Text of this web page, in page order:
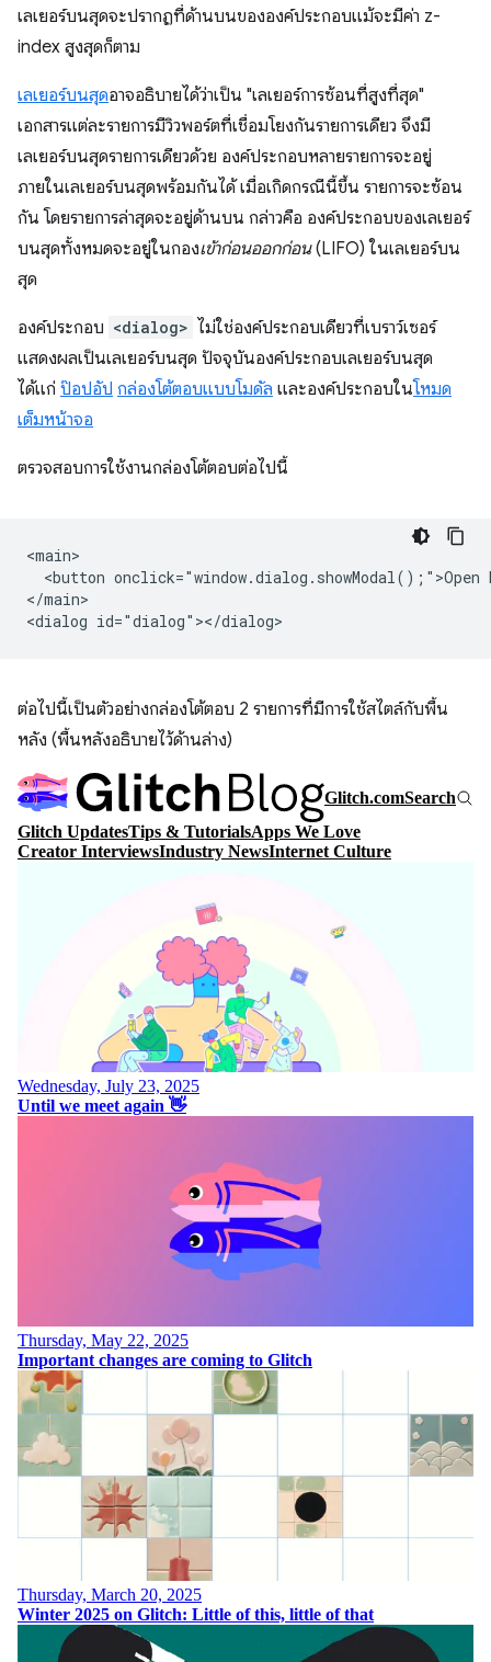
เลเยอร์บนสุดจะปรากฏที่ด้านบนขององค์ประกอบแม้จะมีค่า z-
index สูงสุดก็ตาม
เลเยอร์บนสุดอาจอธิบายได้ว่าเป็น "เลเยอร์การซ้อนที่สูงที่สุด"
เอกสารแต่ละรายการมีวิวพอร์ตที่เชื่อมโยงกันรายการเดียว จึงมี
เลเยอร์บนสุดรายการเดียวด้วย องค์ประกอบหลายรายการจะอยู่
ภายในเลเยอร์บนสุดพร้อมกันได้ เมื่อเกิดกรณีนี้ขึ้น รายการจะซ้อน
กัน โดยรายการล่าสุดจะอยู่ด้านบน กล่าวคือ องค์ประกอบของเลเยอร์
บนสุดทั้งหมดจะอยู่ในกองเข้าก่อนออกก่อน(LIFO) ในเลเยอร์บน
สุด
องค์ประกอบ <dialog> ไม่ใช่องค์ประกอบเดียวที่เบราว์เซอร์
แสดงผลเป็นเลเยอร์บนสุด ปัจจุบันองค์ประกอบเลเยอร์บนสุด
ได้แก่ ป๊อปอัป กล่องโต้ตอบแบบโมดัล และองค์ประกอบในโหมด
เต็มหน้าจอ
ตรวจสอบการใช้งานกล่องโต้ตอบต่อไปนี้
<main>
<button onclick="window.dialog.showModal();">Open
</main>
ต่อไปนี้เป็นตัวอย่างกล่องโต้ตอบ 2 รายการที่มีการใช้สไตล์กับพื้น
หลัง (พื้นหลังอธิบายไว้ด้านล่าง)